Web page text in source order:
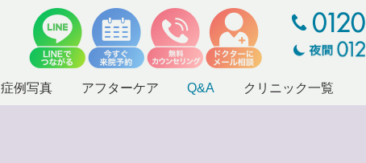
症例写真 アフターケア Q&A クリニック一覧